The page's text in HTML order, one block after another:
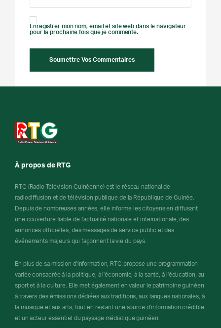
Enregistrer mon nom, email et site web dans le navigateur
pour la prochaine fois que je commente.
À propos de RTG
RTG (Radio Télévision Guinéenne) est le réseau national de
radiodiffusion et de télévision publique de la République de Guinée.
Depuis de nombreuses années, elle informe les citoyens en diffusant
une couverture fiable de l'actualité nationale et internationale, des
annonces officielles, des messages de service public et des
événements majeurs qui façonnent la vie du pays.
En plus de sa mission d'information, RTG propose une programmation
variée consacrée à la politique, à l'économie, à la santé, à l'éducation, au
sport et à la culture. Elle met également en valeur le patrimoine guinéen
à travers des émissions dédiées aux traditions, aux langues nationales, à
la musique et aux arts, tout en restant une source d'information crédible
et un acteur essentiel du paysage médiatique guinéen.